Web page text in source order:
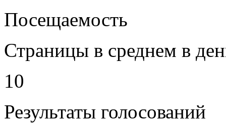
Посещаемость
Страницы в среднем в
10
Результаты голосований